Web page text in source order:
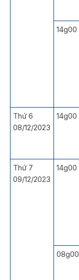
14g00
Thứ 6
08/12/2023
14g00
Thứ 7
09/12/2023
14g00
08g00